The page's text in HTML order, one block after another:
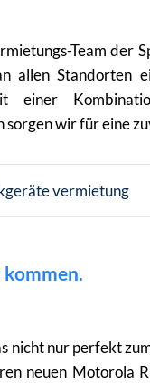
Team der
Standorten
einer
wir für eine
vermietung
nicht nur perfekt
neuen Motorola